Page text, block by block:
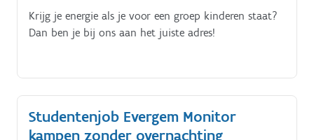
Krijg je energie als je voor een groep kinderen staat?
Dan ben je bij ons aan het juiste adres!
Studentenjob Evergem Monitor
kampen zonder overnachting